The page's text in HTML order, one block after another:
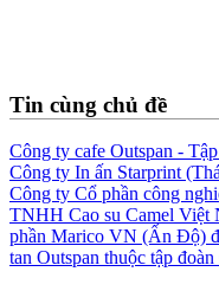
Tin cùng chủ đề
Công ty cafe Outspan -
Công ty In ấn Starprint
Công ty Cổ phần công
TNHH Cao su Camel Việt
phần Marico VN (Ấn Độ)
tan Outspan thuộc tập